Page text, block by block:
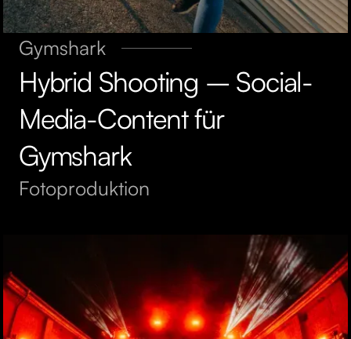
Gymshark
Hybrid Shooting – Social-
Media-Content für
Gymshark
Fotoproduktion